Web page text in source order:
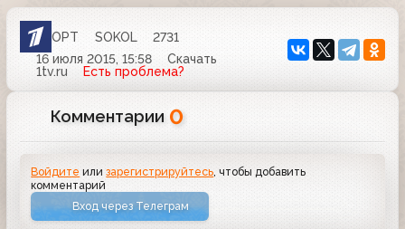
ОРТ SOKOL
2731
16 июля 2015, 15:58
Скачать
1tv.ru
Есть проблема?
Комментарии 0
Войдите илизарегистрируйтесь, чтобы добавить
комментарий
Вход через Телеграм